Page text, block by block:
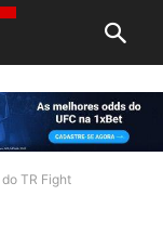
TR Fight